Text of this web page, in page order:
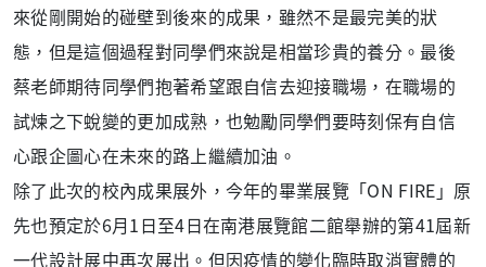
來從剛開始的碰壁到後來的成果，雖然不是最完美的狀
態，但是這個過程對同學們來說是相當珍貴的養分。最後
蔡老師期待同學們抱著希望跟自信去迎接職場，在職場的
試煉之下蛻變的更加成熟，也勉勵同學們要時刻保有自信
心跟企圖心在未來的路上繼續加油。
除了此次的校內成果展外，今年的畢業展覽「ON FIRE」原
先也預定於6月1日至4日在南港展覽館二館舉辦的第41屆新
一代設計展中再次展出。但因疫情的變化臨時取消實體的